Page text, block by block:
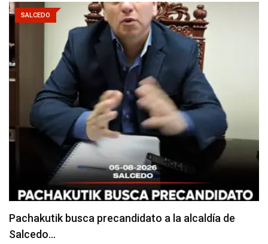
SALCEDO
Choque entre dos camiones deja daños materiales
junio 24, 2026